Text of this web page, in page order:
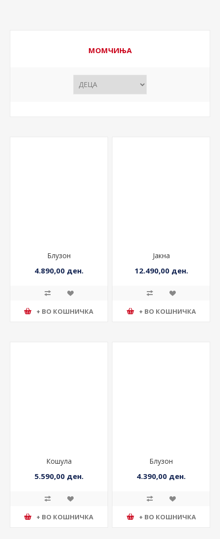
МОМЧИЊА
Блузон
4.890,00 ден.
+ ВО КОШНИЧКА
Јакна
12.490,00 ден.
+ ВО КОШНИЧКА
Кошула
5.590,00 ден.
+ ВО КОШНИЧКА
Блузон
4.390,00 ден.
+ ВО КОШНИЧКА